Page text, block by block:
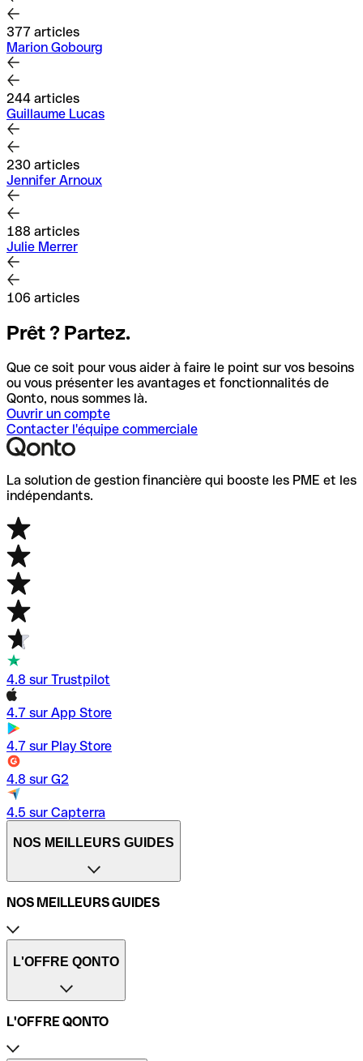
377 articles
Marion Gobourg
244 articles
Guillaume Lucas
230 articles
Jennifer Arnoux
188 articles
Julie Merrer
106 articles
Prêt ? Partez.
Que ce soit pour vous aider à faire le point sur vos besoins
ou vous présenter les avantages et fonctionnalités de
Qonto, nous sommes là.
Ouvrir un compte
Contacter l'équipe commerciale
La solution de gestion financière qui booste les PME et les
indépendants.
4.8 sur Trustpilot
4.7 sur App Store
4.7 sur Play Store
4.8 sur G2
4.5 sur Capterra
NOS MEILLEURS GUIDES
NOS MEILLEURS GUIDES
Création d’entreprise
Dépôt de chèque
Déclarer ses frais de repas
Indemnité kilométrique
L'OFFRE QONTO
L'OFFRE QONTO